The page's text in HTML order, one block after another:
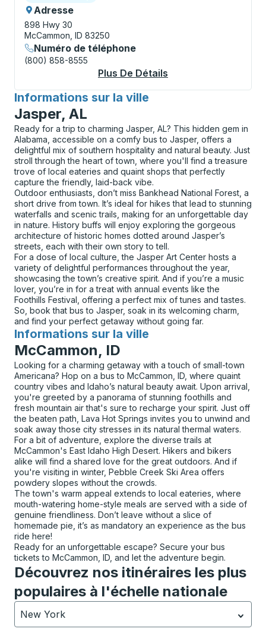
Adresse
898 Hwy 30
McCammon, ID 83250
Numéro de téléphone
(800) 858-8555
Plus De Détails
Informations sur la ville
pour
Jasper, AL
Ready for a trip to charming Jasper, AL? This hidden gem in
Alabama, accessible on a comfy bus to Jasper, offers a
delightful mix of southern hospitality and natural beauty. Just
stroll through the heart of town, where you'll find a treasure
trove of local eateries and quaint shops that perfectly
capture the friendly, laid-back vibe.
Outdoor enthusiasts, don’t miss Bankhead National Forest, a
short drive from town. It’s ideal for hikes that lead to stunning
waterfalls and scenic trails, making for an unforgettable day
in nature. History buffs will enjoy exploring the gorgeous
architecture of historic homes dotted around Jasper’s
streets, each with their own story to tell.
For a dose of local culture, the Jasper Art Center hosts a
variety of delightful performances throughout the year,
showcasing the town’s creative spirit. And if you’re a music
lover, you’re in for a treat with annual events like the
Foothills Festival, offering a perfect mix of tunes and tastes.
So, book that bus to Jasper, soak in its welcoming charm,
and find your perfect getaway without going far.
Informations sur la ville
pour
McCammon, ID
Looking for a charming getaway with a touch of small-town
Americana? Hop on a bus to McCammon, ID, where quaint
country vibes and Idaho’s natural beauty await. Upon arrival,
you're greeted by a panorama of stunning foothills and
fresh mountain air that's sure to recharge your spirit. Just off
the beaten path, Lava Hot Springs invites you to unwind and
soak away those city stresses in its natural thermal waters.
For a bit of adventure, explore the diverse trails at
McCammon's East Idaho High Desert. Hikers and bikers
alike will find a shared love for the great outdoors. And if
you're visiting in winter, Pebble Creek Ski Area offers
powdery slopes without the crowds.
The town's warm appeal extends to local eateries, where
mouth-watering home-style meals are served with a side of
genuine friendliness. Don’t leave without a slice of
homemade pie, it’s as mandatory an experience as the bus
ride here!
Ready for an unforgettable escape? Secure your bus
tickets to McCammon, ID, and let the adventure begin.
Découvrez nos itinéraires les plus
populaires à l'échelle nationale
New York
Actuellement sélectionné: New York.La sélection est